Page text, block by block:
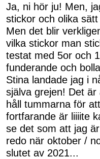
Ja, ni hör ju! Men,
stickor och olika
Men det blir
vilka stickor man
testat med 5or och
funderande och
Stina landade jag i
själva grejen! Det
håll tummarna för
fortfarande är liiiite
se det som att jag
redo när oktober /
slutet av 2021...